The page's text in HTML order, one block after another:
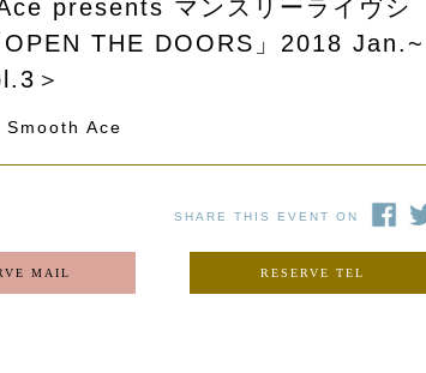
presents マンスリーライヴシ
OPEN THE DOORS」2018 Jan.~
＞
Smooth Ace
SHARE THIS EVENT ON
MAIL RESERVE TEL